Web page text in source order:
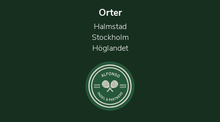
Orter
Halmstad
Stockholm
Höglandet